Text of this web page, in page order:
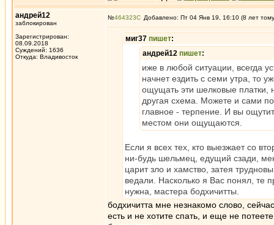
андрей12
заблокирован
Зарегистрирован:
08.09.2018
Суждений: 1636
Откуда: Владивосток
№464323 Добавлено: Пт 04 Янв 19, 16:10 (8 лет
миг37 пишет:
андрей12 пишет:
иже в любой ситуации, всегда
начнет ездить с семи утра, то
ощущать эти шелковые платки,
другая схема. Можете и сами
главное - терпение. И вы
местом они ощущаются.
Если я всех тех, кто выезжает со
ни-будь шельмец, едущий сзади,
царит зло и хамство, затея
ведали. Насколько я Вас понял, те
нужна, мастера бодхичитты.
бодхичитта мне незнакомо слово,
есть и не хотите спать, и еще не